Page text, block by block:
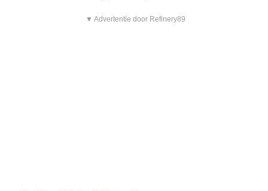
▼ Advertentie door Refinery89